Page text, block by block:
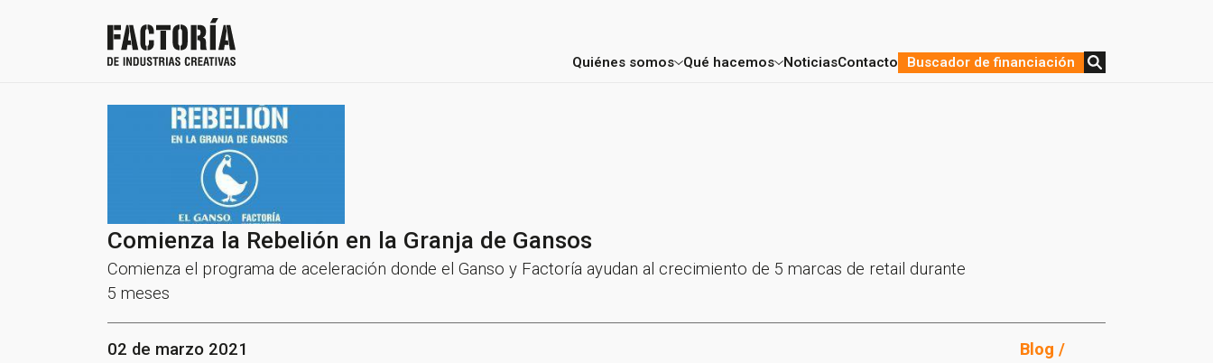
Quiénes somos Qué hacemos NoticiasContacto Buscador de financiación
Comienza la Rebelión en la Granja de Gansos
Comienza el programa de aceleración donde el Ganso y Factoría ayudan al crecimiento de 5 marcas de retail durante
5 meses
02 de marzo 2021
Blog /